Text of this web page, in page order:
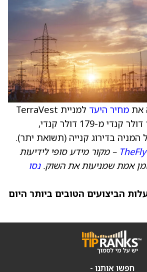
מחיר היעד
למניית TerraVest
) ל-184.50 דולר קנדי מ-179 דולר קנדי,
בדירוג קנייה (תשואת יתר).
TheFly – מקור מידע סופי לידיעות
אמת שמניעות את השוק.נסו
הביצועים הטובים ביותר היום
חפשו אותנו -